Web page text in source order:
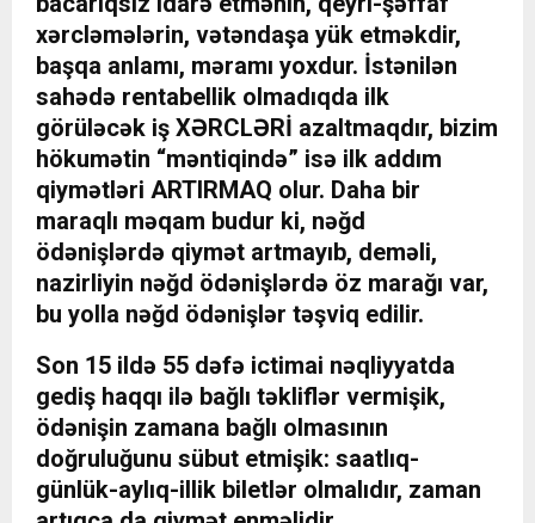
xərcləmələrin, vətəndaşa yük etməkdir,
başqa anlamı, məramı yoxdur. İstənilən
sahədə rentabellik olmadıqda ilk
görüləcək iş XƏRCLƏRİ azaltmaqdır, bizim
hökumətin “məntiqində” isə ilk addım
qiymətləri ARTIRMAQ olur. Daha bir
maraqlı məqam budur ki, nəğd
ödənişlərdə qiymət artmayıb, deməli,
nazirliyin nəğd ödənişlərdə öz marağı var,
bu yolla nəğd ödənişlər təşviq edilir.
Son 15 ildə 55 dəfə ictimai nəqliyyatda
gediş haqqı ilə bağlı təkliflər vermişik,
ödənişin zamana bağlı olmasının
doğruluğunu sübut etmişik: saatlıq-
günlük-aylıq-illik biletlər olmalıdır, zaman